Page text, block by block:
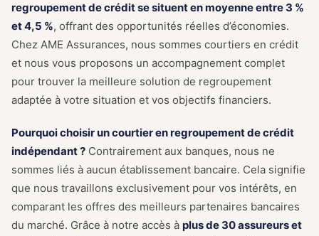
regroupement de crédit se situent en moyenne entre 3 %
et 4,5 %, offrant des opportunités réelles d’économies.
Chez AME Assurances, nous sommes courtiers en crédit
et nous vous proposons un accompagnement complet
pour trouver la meilleure solution de regroupement
adaptée à votre situation et vos objectifs financiers.
Pourquoi choisir un courtier en regroupement de crédit
indépendant ? Contrairement aux banques, nous ne
sommes liés à aucun établissement bancaire. Cela signifie
que nous travaillons exclusivement pour vos intérêts, en
comparant les offres des meilleurs partenaires bancaires
du marché. Grâce à notre accès à plus de 30 assureurs et